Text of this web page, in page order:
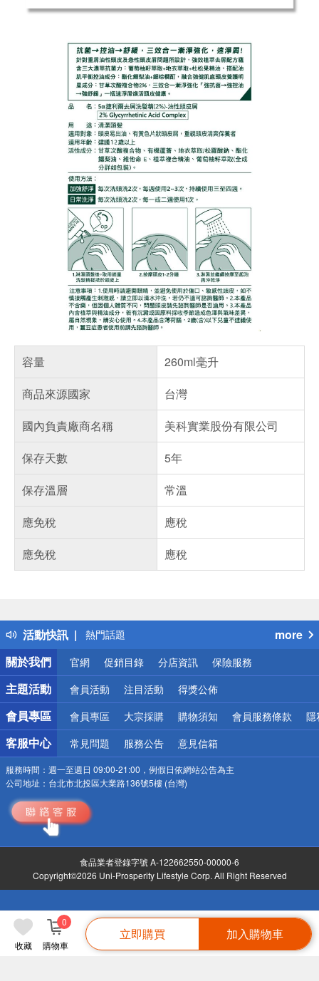
收藏 購物車
0
立即購買 加入購物車
容量
260ml毫升
商品來源國家
台灣
國內負責廠商名稱
美科實業股份有限公司
保存天數
5年
保存溫層
常溫
應免稅
應稅
應免稅
應稅
活動快訊
得獎公告
熱門話題
銀行優惠
偏遠地區配送
詐騙網頁！請小心！
more
關於我們
官網 促銷目錄 分店資訊 保險服務
主題活動 會員活動 注目活動 得獎公佈
會員專區 會員專區 大宗採購 購物須知 會員服務條款 隱
客服中心 常見問題 服務公告 意見信箱
服務時間： 週一至週日 09:00-21:00，例假日依網站公告為主
公司地址： 台北市北投區大業路136號5樓 (台灣)
食品業者登錄字號 A-122662550-00000-6
Copyright©2026 Uni-Prosperity Lifestyle Corp. All Right Reserved